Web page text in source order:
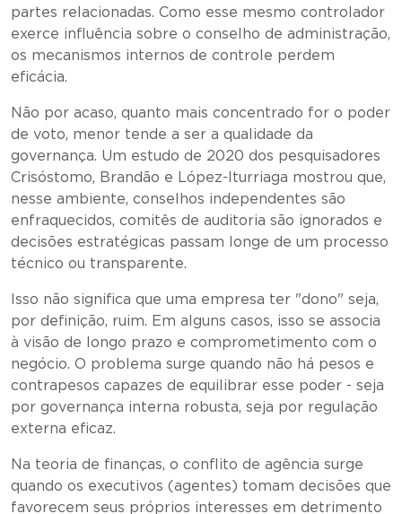
partes relacionadas. Como esse mesmo controlador
exerce influência sobre o conselho de administração,
os mecanismos internos de controle perdem
eficácia.
Não por acaso, quanto mais concentrado for o poder
de voto, menor tende a ser a qualidade da
governança. Um estudo de 2020 dos pesquisadores
Crisóstomo, Brandão e López-Iturriaga mostrou que,
nesse ambiente, conselhos independentes são
enfraquecidos, comitês de auditoria são ignorados e
decisões estratégicas passam longe de um processo
técnico ou transparente.
Isso não significa que uma empresa ter "dono" seja,
por definição, ruim. Em alguns casos, isso se associa
à visão de longo prazo e comprometimento com o
negócio. O problema surge quando não há pesos e
contrapesos capazes de equilibrar esse poder - seja
por governança interna robusta, seja por regulação
externa eficaz.
Na teoria de finanças, o conflito de agência surge
quando os executivos (agentes) tomam decisões que
favorecem seus próprios interesses em detrimento